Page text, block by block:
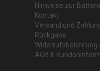
Hinweise zur
Kontakt
Versand und
Rückgabe
Widerrufsbelehrung
AGB &